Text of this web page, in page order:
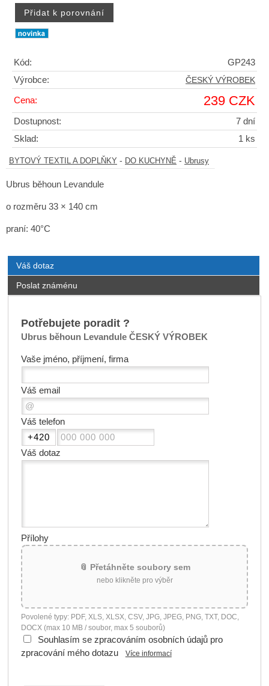
Kód:
GP243
Výrobce:
ČESKÝ VÝROBEK
Cena: 239 CZK
Dostupnost:
7 dní
Sklad:
1 ks
BYTOVÝ TEXTIL A DOPLŇKY - DO KUCHYNĚ - Ubrusy
Ubrus běhoun Levandule
o rozměru 33 × 140 cm
praní: 40°C
Váš dotaz
Poslat známénu
Potřebujete poradit ?
Ubrus běhoun Levandule ČESKÝ VÝROBEK
Vaše jméno, příjmení, firma
Váš email
Váš telefon
Váš dotaz
Přílohy
📎 Přetáhněte soubory sem
nebo klikněte pro výběr
Povolené typy: PDF, XLS, XLSX, CSV, JPG, JPEG, PNG, TXT, DOC,
DOCX (max 10 MB / soubor, max 5 souborů)
Souhlasím se zpracováním osobních údajů pro
zpracování mého dotazu
Více informací